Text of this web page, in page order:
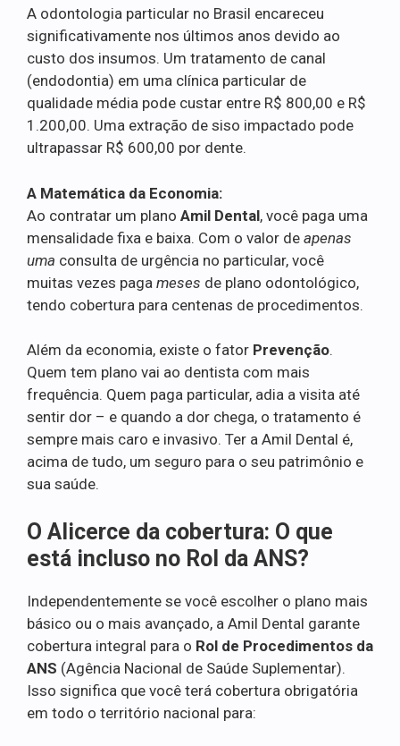
A odontologia particular no Brasil encareceu
significativamente nos últimos anos devido ao
custo dos insumos. Um tratamento de canal
(endodontia) em uma clínica particular de
qualidade média pode custar entre R$ 800,00 e R$
1.200,00. Uma extração de siso impactado pode
ultrapassar R$ 600,00 por dente.
A Matemática da Economia:
Ao contratar um plano Amil Dental, você paga uma
mensalidade fixa e baixa. Com o valor de apenas
uma consulta de urgência no particular, você
muitas vezes paga meses de plano odontológico,
tendo cobertura para centenas de procedimentos.
Além da economia, existe o fator Prevenção.
Quem tem plano vai ao dentista com mais
frequência. Quem paga particular, adia a visita até
sentir dor – e quando a dor chega, o tratamento é
sempre mais caro e invasivo. Ter a Amil Dental é,
acima de tudo, um seguro para o seu patrimônio e
sua saúde.
O Alicerce da cobertura: O que
está incluso no Rol da ANS?
Independentemente se você escolher o plano mais
básico ou o mais avançado, a Amil Dental garante
cobertura integral para o Rol de Procedimentos da
ANS (Agência Nacional de Saúde Suplementar).
Isso significa que você terá cobertura obrigatória
em todo o território nacional para: